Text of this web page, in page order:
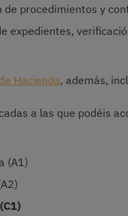
de procedimientos y
expedientes,
Hacienda, además,
a las que podéis
(A1)